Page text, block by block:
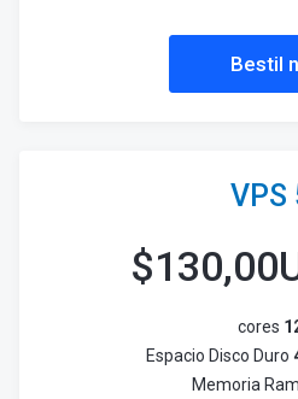
Bestil
VPS
$
cores
Espacio Disco Duro
Memoria Ram